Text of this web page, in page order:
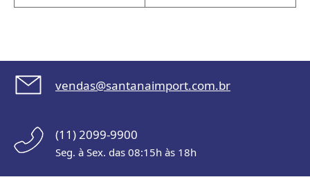
vendas@santanaimport.com.br
(11) 2099-9900
Seg. à Sex. das 08:15h às 18h